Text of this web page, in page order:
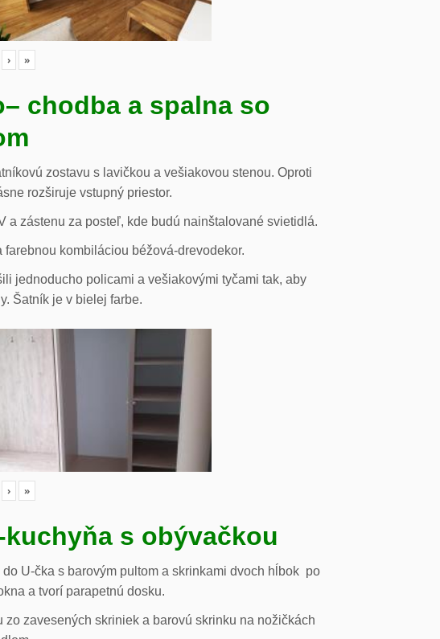
› »
– chodba a spalna so
zostavu s lavičkou a vešiakovou stenou. Oproti
rozširuje vstupný priestor.
a zástenu za posteľ, kde budú nainštalované svietidlá.
kombiláciou béžová-drevodekor.
jednoducho policami a vešiakovými tyčami tak, aby
Šatník je v bielej farbe.
› »
s obývačkou
U-čka s barovým pultom a skrinkami dvoch hĺbok po
a tvorí parapetnú dosku.
zavesených skriniek a barovú skrinku na nožičkách